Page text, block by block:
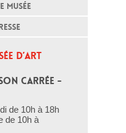
MUSÉE
D’ART
CARRÉE -
de 10h à 18h
de 10h à